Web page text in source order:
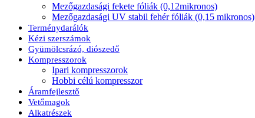
Mezőgazdasági fekete fóliák (0,12mikronos)
Mezőgazdasági UV stabil fehér fóliák (0,15 mikronos)
Terménydarálók
Kézi szerszámok
Gyümölcsrázó, diószedő
Kompresszorok
Ipari kompresszorok
Hobbi célú kompresszor
Áramfejlesztő
Vetőmagok
Alkatrészek